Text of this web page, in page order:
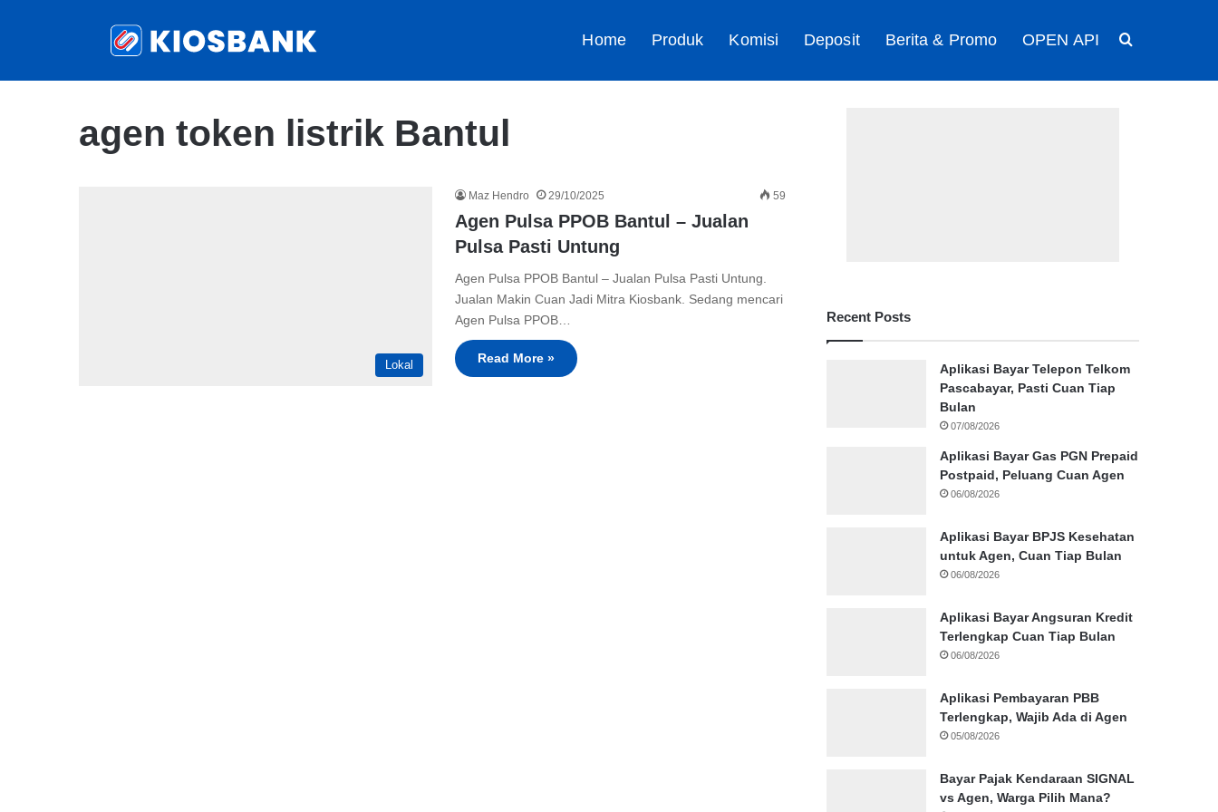
Home Produk Komisi Deposit Berita & Promo OPEN API
agen token listrik Bantul
Lokal
Maz Hendro 29/10/2025 59
Agen Pulsa PPOB Bantul – Jualan
Pulsa Pasti Untung
Agen Pulsa PPOB Bantul – Jualan Pulsa Pasti Untung.
Jualan Makin Cuan Jadi Mitra Kiosbank. Sedang mencari
Agen Pulsa PPOB…
Read More »
Recent Posts
Aplikasi Bayar Telepon Telkom
Pascabayar, Pasti Cuan Tiap
Bulan
07/08/2026
Aplikasi Bayar Gas PGN Prepaid
Postpaid, Peluang Cuan Agen
06/08/2026
Aplikasi Bayar BPJS Kesehatan
untuk Agen, Cuan Tiap Bulan
06/08/2026
Aplikasi Bayar Angsuran Kredit
Terlengkap Cuan Tiap Bulan
06/08/2026
Aplikasi Pembayaran PBB
Terlengkap, Wajib Ada di Agen
05/08/2026
Bayar Pajak Kendaraan SIGNAL
vs Agen, Warga Pilih Mana?